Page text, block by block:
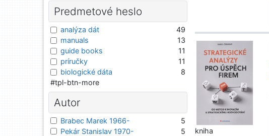
kniha
Predmetové heslo
analýza dát
49
manuals
13
guide books
11
príručky
11
biologické dáta
8
#tpl-btn-more
Autor
Brabec Marek 1966-
5
Pekár Stanislav 1970-
5